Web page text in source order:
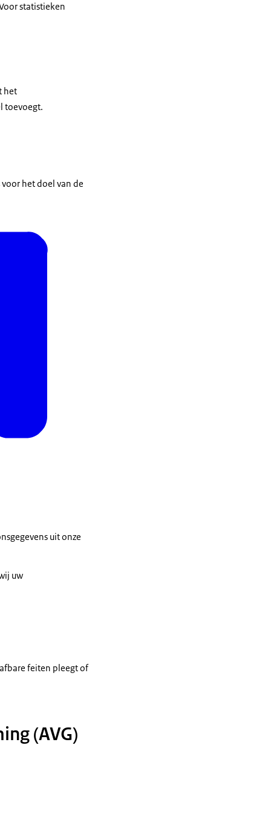
statistieken
het
toevoegt.
het doel van de
uit onze
uw
feiten pleegt of
(AVG)